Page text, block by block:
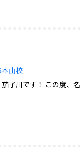
本山校
子川です！ この度、名